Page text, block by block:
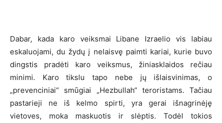
Dabar, kada karo veiksmai Libane Izraelio vis labiau
eskaluojami, du žydų į nelaisvę paimti kariai, kurie buvo
dingstis pradėti karo veiksmus, žiniasklaidos rečiau
minimi. Karo tikslu tapo nebe jų išlaisvinimas, o
„prevenciniai“ smūgiai „Hezbullah“ teroristams. Tačiau
pastarieji ne iš kelmo spirti, yra gerai išnagrinėję
vietoves, moka maskuotis ir slėptis. Todėl tokios